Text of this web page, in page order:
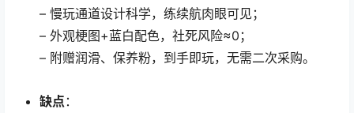
– 慢玩通道设计科学，练续航肉眼可见；
– 外观梗图+蓝白配色，社死风险≈0；
– 附赠润滑、保养粉，到手即玩，无需二次采购。
缺点 ：